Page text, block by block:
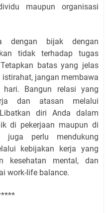
maupun organisasi
dengan bijak dengan
tidak terhadap tugas
batas yang jelas
jangan membawa
Bangun relasi yang
dan atasan melalui
diri Anda dalam
di pekerjaan maupun di
juga perlu mendukung
kebijakan kerja yang
kesehatan mental, dan
work-life balance.